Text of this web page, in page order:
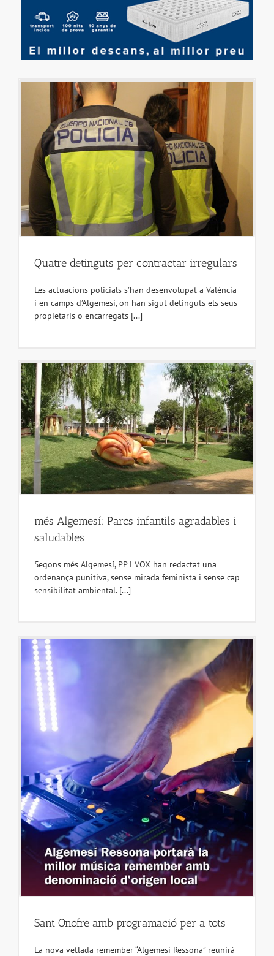
Quatre detinguts per contractar irregulars
Les actuacions policials s’han desenvolupat a València
i en camps d’Algemesí, on han sigut detinguts els seus
propietaris o encarregats [...]
més Algemesí: Parcs infantils agradables i
saludables
Segons més Algemesí, PP i VOX han redactat una
ordenança punitiva, sense mirada feminista i sense cap
sensibilitat ambiental. [...]
Sant Onofre amb programació per a tots
La nova vetlada remember “Algemesí Ressona” reunirà